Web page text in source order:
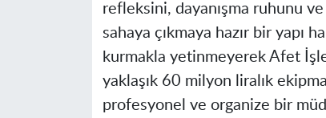
refleksini, dayanışma ruhunu
sahaya çıkmaya hazır bir yapı
kurmakla yetinmeyerek Afet
yaklaşık 60 milyon liralık
profesyonel ve organize bir